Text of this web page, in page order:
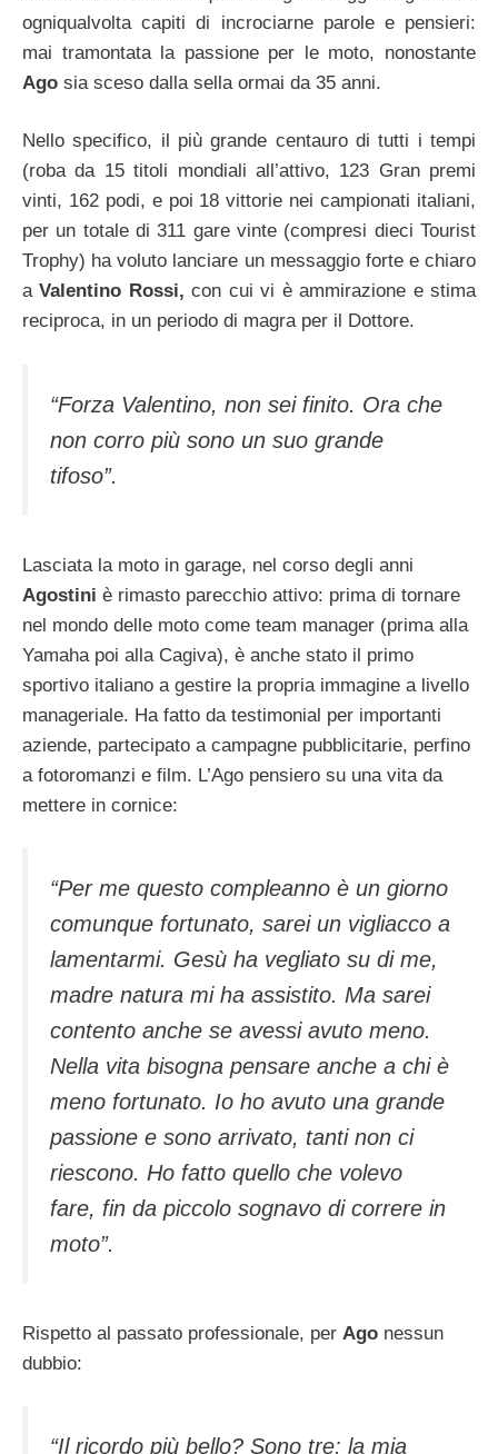
ogniqualvolta capiti di incrociarne parole e pensieri:
mai tramontata la passione per le moto, nonostante
Ago sia sceso dalla sella ormai da 35 anni.
Nello specifico, il più grande centauro di tutti i tempi
(roba da 15 titoli mondiali all’attivo, 123 Gran premi
vinti, 162 podi, e poi 18 vittorie nei campionati italiani,
per un totale di 311 gare vinte (compresi dieci Tourist
Trophy) ha voluto lanciare un messaggio forte e chiaro
aValentino Rossi, con cui vi è ammirazione e stima
reciproca, in un periodo di magra per il Dottore.
“Forza Valentino, non sei finito. Ora che
non corro più sono un suo grande
tifoso”.
Lasciata la moto in garage, nel corso degli anni
Agostini è rimasto parecchio attivo: prima di tornare
nel mondo delle moto come team manager (prima alla
Yamaha poi alla Cagiva), è anche stato il primo
sportivo italiano a gestire la propria immagine a livello
manageriale. Ha fatto da testimonial per importanti
aziende, partecipato a campagne pubblicitarie, perfino
a fotoromanzi e film. L’Ago pensiero su una vita da
mettere in cornice:
“Per me questo compleanno è un giorno
comunque fortunato, sarei un vigliacco a
lamentarmi. Gesù ha vegliato su di me,
madre natura mi ha assistito. Ma sarei
contento anche se avessi avuto meno.
Nella vita bisogna pensare anche a chi è
meno fortunato. Io ho avuto una grande
passione e sono arrivato, tanti non ci
riescono. Ho fatto quello che volevo
fare, fin da piccolo sognavo di correre in
moto”.
Rispetto al passato professionale, per Ago nessun
dubbio:
“Il ricordo più bello? Sono tre: la mia